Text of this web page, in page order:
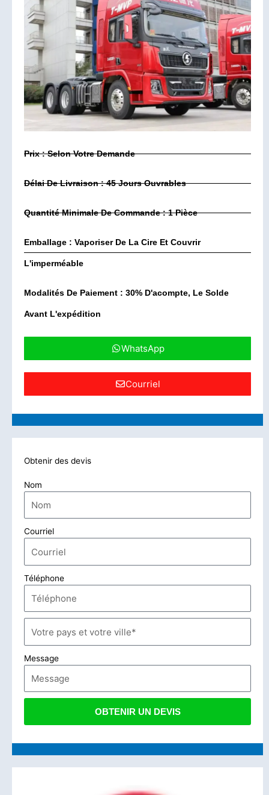
Prix : Selon Votre Demande
Délai De Livraison : 45 Jours Ouvrables
Quantité Minimale De Commande : 1 Pièce
Emballage : Vaporiser De La Cire Et Couvrir
L'imperméable
Modalités De Paiement : 30% D'acompte, Le Solde
Avant L'expédition
WhatsApp
Courriel
Obtenir des devis
Nom
Courriel
Téléphone
Message
OBTENIR UN DEVIS